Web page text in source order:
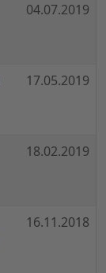
04.07.2019
17.05.2019
18.02.2019
16.11.2018